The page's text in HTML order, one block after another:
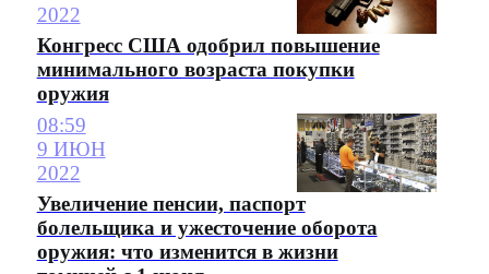
2022
Конгресс США одобрил повышение
минимального возраста покупки
оружия
08:59
9 ИЮН
2022
Увеличение пенсии, паспорт
болельщика и ужесточение оборота
оружия: что изменится в жизни